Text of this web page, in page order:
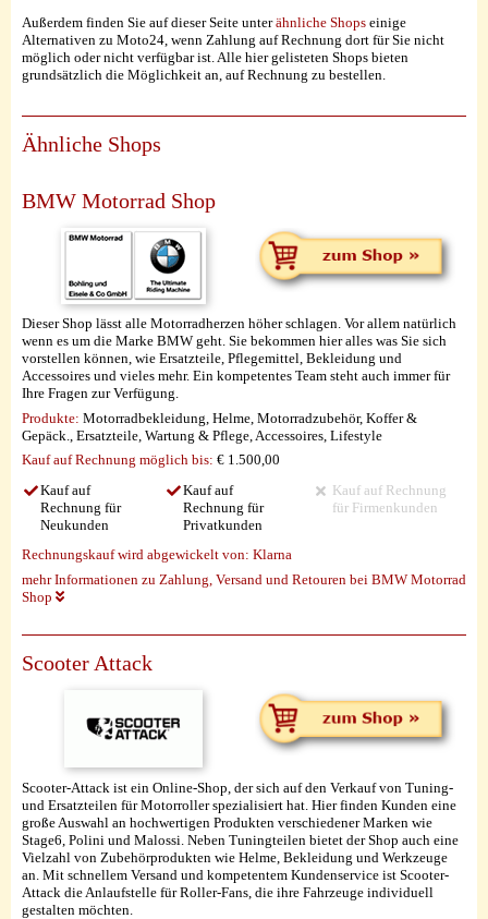
Außerdem finden Sie auf dieser Seite unterähnliche Shops einige
Alternativen zu Moto24, wenn Zahlung auf Rechnung dort für Sie nicht
möglich oder nicht verfügbar ist. Alle hier gelisteten Shops bieten
grundsätzlich die Möglichkeit an, auf Rechnung zu bestellen.
Ähnliche Shops
BMW Motorrad Shop
Dieser Shop lässt alle Motorradherzen höher schlagen. Vor allem natürlich
wenn es um die Marke BMW geht. Sie bekommen hier alles was Sie sich
vorstellen können, wie Ersatzteile, Pflegemittel, Bekleidung und
Accessoires und vieles mehr. Ein kompetentes Team steht auch immer für
Ihre Fragen zur Verfügung.
Produkte: Motorradbekleidung, Helme, Motorradzubehör, Koffer &
Gepäck., Ersatzteile, Wartung & Pflege, Accessoires, Lifestyle
Kauf auf Rechnung möglich bis: € 1.500,00
Kauf auf
Rechnung für
Neukunden
Kauf auf
Rechnung für
Privatkunden
Kauf auf Rechnung
für Firmenkunden
Rechnungskauf wird abgewickelt von: Klarna
mehr Informationen zu Zahlung, Versand und Retouren bei BMW Motorrad
Shop
Scooter Attack
Scooter-Attack ist ein Online-Shop, der sich auf den Verkauf von Tuning-
und Ersatzteilen für Motorroller spezialisiert hat. Hier finden Kunden eine
große Auswahl an hochwertigen Produkten verschiedener Marken wie
Stage6, Polini und Malossi. Neben Tuningteilen bietet der Shop auch eine
Vielzahl von Zubehörprodukten wie Helme, Bekleidung und Werkzeuge
an. Mit schnellem Versand und kompetentem Kundenservice ist Scooter-
Attack die Anlaufstelle für Roller-Fans, die ihre Fahrzeuge individuell
gestalten möchten.